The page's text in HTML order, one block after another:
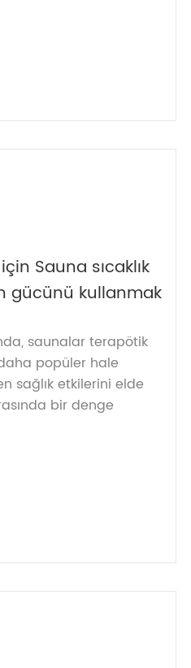
Sauna sıcaklık
gücünü kullanmak
saunalar terapötik
popüler hale
sağlık etkilerini elde
bir denge